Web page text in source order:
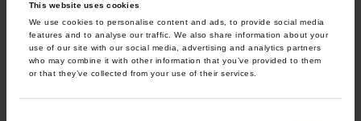
This website uses cookies
We use cookies to personalise content and ads, to provide social media
features and to analyse our traffic. We also share information about your
use of our site with our social media, advertising and analytics partners
who may combine it with other information that you’ve provided to them
or that they’ve collected from your use of their services.
Na pewno chcesz sprawić swojej mamie prezent, który
będzie jedyny w swoim rodzaju. Jak spośród oceanu
pamiątek wyłonić podarunek, który skradnie jej serce?
Rozwiązaniem są upominki z personalizacją, czyli przedmioty,
które dzięki drobnym akcentom zyskują indywidualny